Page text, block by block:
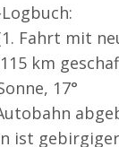
Fahrt mit
km
17°
ist